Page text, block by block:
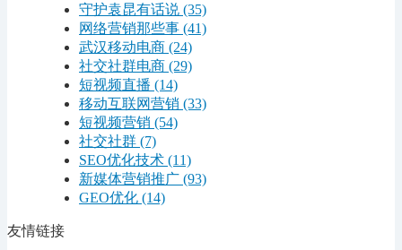
守护袁昆有话说 (35)
网络营销那些事 (41)
武汉移动电商 (24)
社交社群电商 (29)
短视频直播 (14)
移动互联网营销 (33)
短视频营销 (54)
社交社群 (7)
SEO优化技术 (11)
新媒体营销推广 (93)
GEO优化 (14)
友情链接